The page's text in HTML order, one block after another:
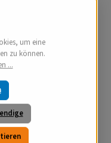
um eine
zu können.
...